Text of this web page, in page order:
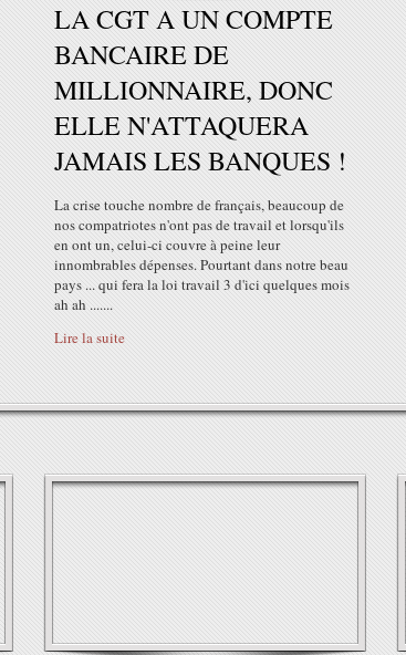
LA CGT A UN COMPTE
BANCAIRE DE
MILLIONNAIRE, DONC
ELLE N'ATTAQUERA
JAMAIS LES BANQUES !
La crise touche nombre de français, beaucoup de
nos compatriotes n'ont pas de travail et lorsqu'ils
en ont un, celui-ci couvre à peine leur
innombrables dépenses. Pourtant dans notre beau
pays ... qui fera la loi travail 3 d'ici quelques mois
ah ah .......
Lire la suite